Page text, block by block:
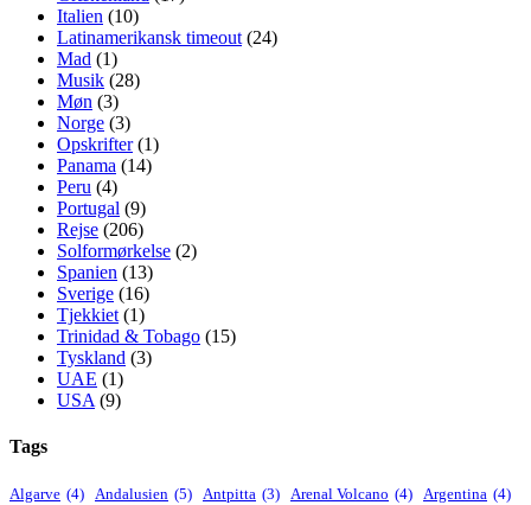
Italien (10)
Latinamerikansk timeout (24)
Mad (1)
Musik (28)
Møn (3)
Norge (3)
Opskrifter(1)
Panama (14)
Peru (4)
Portugal (9)
Rejse (206)
Solformørkelse (2)
Spanien (13)
Sverige (16)
Tjekkiet (1)
Trinidad & Tobago (15)
Tyskland (3)
UAE (1)
USA (9)
Tags
Algarve (4) Andalusien (5) Antpitta (3) Arenal Volcano (4) Argentina (4)